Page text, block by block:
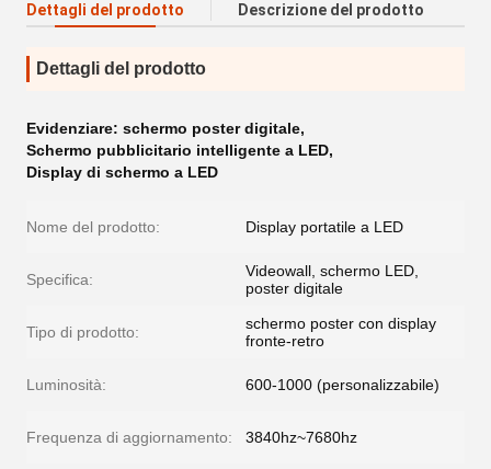
Dettagli del prodotto Descrizione del prodotto
Dettagli del prodotto
Evidenziare: schermo poster digitale,
Schermo pubblicitario intelligente a LED,
Display di schermo a LED
Nome del prodotto: Display portatile a LED
Specifica:
Videowall, schermo LED,
poster digitale
Tipo di prodotto:
schermo poster con display
fronte-retro
Luminosità: 600-1000 (personalizzabile)
Frequenza di aggiornamento: 3840hz~7680hz